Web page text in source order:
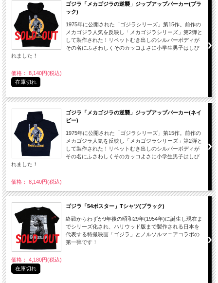
ゴジラ「メカゴジラの逆襲」ジップアップパーカー(ブラ
ック)
1975年に公開された「ゴジラシリーズ」第15作。前作の
メカゴジラ人気を反映し「メカゴジラシリーズ」第2弾と
して製作された！リベットむき出しのシルバーボディが
その名にふさわしくそのカッコよさに小学生男子はしび
れました！
価格： 8,140円(税込)
在庫切れ
ゴジラ「メカゴジラの逆襲」ジップアップパーカー(ネイ
ビー)
1975年に公開された「ゴジラシリーズ」第15作。前作の
メカゴジラ人気を反映し「メカゴジラシリーズ」第2弾と
して製作された！リベットむき出しのシルバーボディが
その名にふさわしくそのカッコよさに小学生男子はしび
れました！
価格： 8,140円(税込)
ゴジラ「54ポスター」Tシャツ(ブラック)
終戦からわずか9年後の昭和29年(1954年)に誕生し現在ま
でシリーズ化され、ハリウッド版まで製作される日本を
代表する特撮映画「ゴジラ」とノルソルマニアコラボの
第一弾です！
価格： 4,180円(税込)
在庫切れ